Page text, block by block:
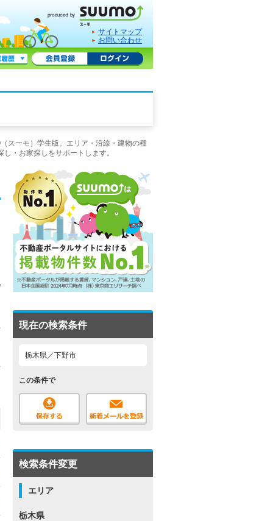
サイトマップ
お問い合わせ
スーモ）学生版。エリア・沿線・建物の種
・お家探しをサポートします。
現在の検索条件
栃木県／下野市
この条件で
検索条件変更
エリア
栃木県